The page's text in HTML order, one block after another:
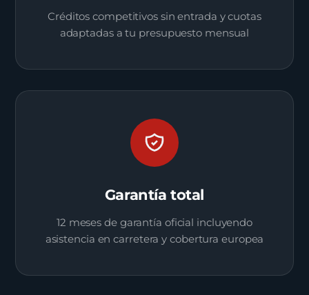
Créditos competitivos sin entrada y cuotas
adaptadas a tu presupuesto mensual
Garantía total
12 meses de garantía oficial incluyendo
asistencia en carretera y cobertura europea